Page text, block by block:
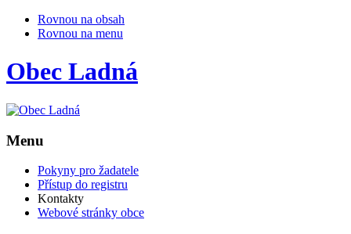
Rovnou na obsah
Rovnou na menu
Obec Ladná
Menu
Pokyny pro žadatele
Přístup do registru
Kontakty
Webové stránky obce